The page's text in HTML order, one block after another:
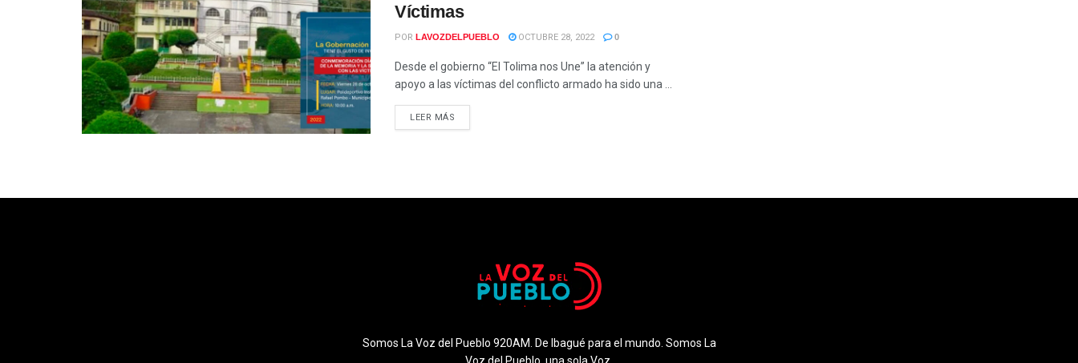
Víctimas
POR LAVOZDELPUEBLO OCTUBRE 28, 2022 0
Desde el gobierno “El Tolima nos Une” la atención y
apoyo a las víctimas del conflicto armado ha sido una ...
LEER MÁS
Somos La Voz del Pueblo 920AM. De Ibagué para el mundo. Somos La